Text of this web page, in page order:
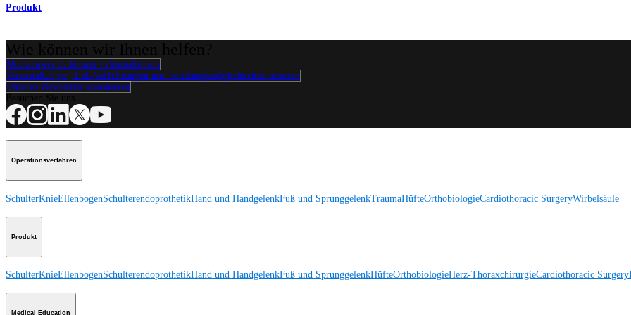
Produkt
Medizinproduktberater:in kontaktieren
Veranstaltungen, Lab-Vorführungen und Schulungsmöglichkeiten ansehen
Unseren Newsletter abonnieren
Operationsverfahren
SchulterKnieEllenbogenSchulterendoprothetikHand und HandgelenkFuß und SprunggelenkTraumaHüfteOrthobiologieCardiothoracic SurgeryWirbelsäule
Produkt
SchulterKnieEllenbogenSchulterendoprothetikHand und HandgelenkFuß und SprunggelenkHüfteOrthobiologieHerz-ThoraxchirurgieCardiothoracic Surgery
Medical Education